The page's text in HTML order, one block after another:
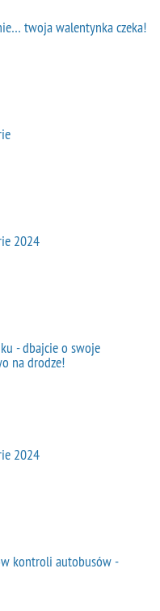
twoja walentynka czeka!
2024
- dbajcie o swoje
na drodze!
2024
kontroli autobusów -